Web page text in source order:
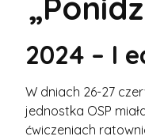
2024 – I
W dniach 26-27
jednostka OSP
ćwiczeniach